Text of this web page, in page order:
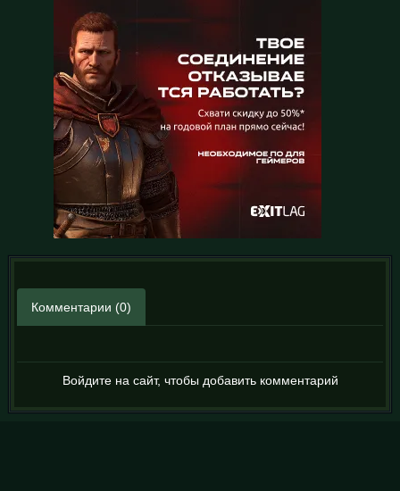
Комментарии (0)
Войдите на сайт, чтобы добавить комментарий